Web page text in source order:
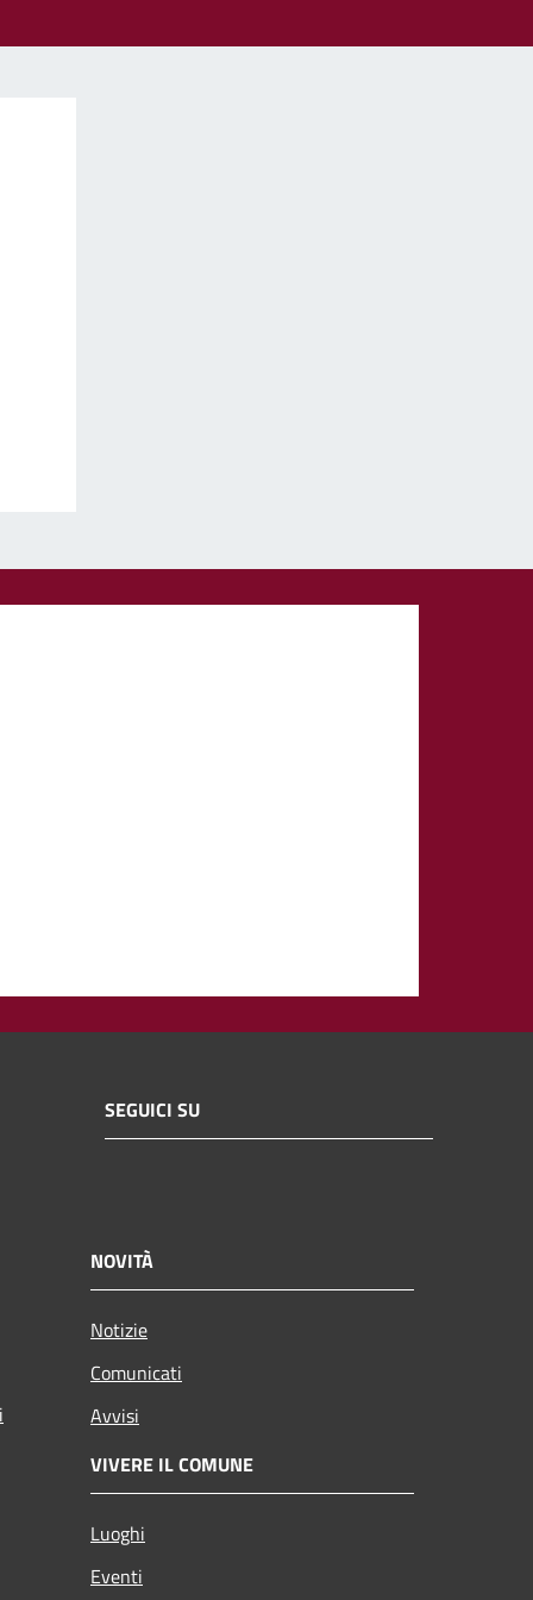
SEGUICI SU
NOVITÀ
Notizie
Comunicati
Avvisi
VIVERE IL COMUNE
Luoghi
Eventi